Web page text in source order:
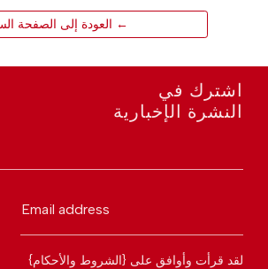
← العودة إلى الصفحة
اشترك في
النشرة الإخبارية
Email address
لقد قرأت وأوافق على {الشروط والأحكام}